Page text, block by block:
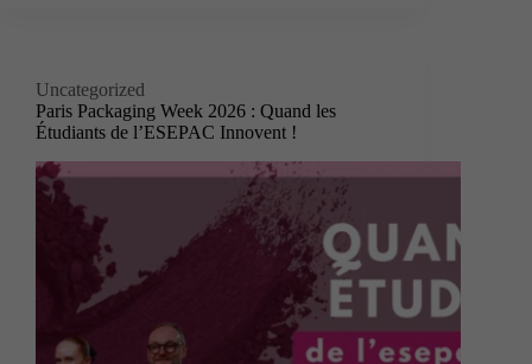
Uncategorized
Paris Packaging Week 2026 : Quand les
Étudiants de l’ESEPAC Innovent !